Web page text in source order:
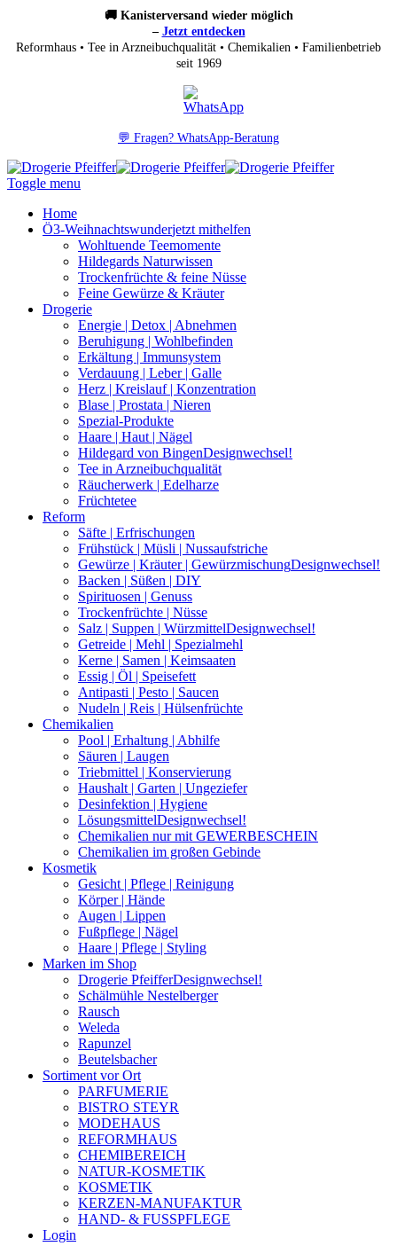
🚚 Kanisterversand wieder möglich
– Jetzt entdecken
Reformhaus • Tee in Arzneibuchqualität • Chemikalien • Familienbetrieb
seit 1969
💬 Fragen? WhatsApp-Beratung
Toggle menu
Home
Ö3-Weihnachtswunderjetzt mithelfen
Wohltuende Teemomente
Hildegards Naturwissen
Trockenfrüchte & feine Nüsse
Feine Gewürze & Kräuter
Drogerie
Energie | Detox | Abnehmen
Beruhigung | Wohlbefinden
Erkältung | Immunsystem
Verdauung | Leber | Galle
Herz | Kreislauf | Konzentration
Blase | Prostata | Nieren
Spezial-Produkte
Haare | Haut | Nägel
Hildegard von BingenDesignwechsel!
Tee in Arzneibuchqualität
Räucherwerk | Edelharze
Früchtetee
Reform
Säfte | Erfrischungen
Frühstück | Müsli | Nussaufstriche
Gewürze | Kräuter | GewürzmischungDesignwechsel!
Backen | Süßen | DIY
Spirituosen | Genuss
Trockenfrüchte | Nüsse
Salz | Suppen | WürzmittelDesignwechsel!
Getreide | Mehl | Spezialmehl
Kerne | Samen | Keimsaaten
Essig | Öl | Speisefett
Antipasti | Pesto | Saucen
Nudeln | Reis | Hülsenfrüchte
Chemikalien
Pool | Erhaltung | Abhilfe
Säuren | Laugen
Triebmittel | Konservierung
Haushalt | Garten | Ungeziefer
Desinfektion | Hygiene
LösungsmittelDesignwechsel!
Chemikalien nur mit GEWERBESCHEIN
Chemikalien im großen Gebinde
Kosmetik
Gesicht | Pflege | Reinigung
Körper | Hände
Augen | Lippen
Fußpflege | Nägel
Haare | Pflege | Styling
Marken im Shop
Drogerie PfeifferDesignwechsel!
Schälmühle Nestelberger
Rausch
Weleda
Rapunzel
Beutelsbacher
Sortiment vor Ort
PARFUMERIE
BISTRO STEYR
MODEHAUS
REFORMHAUS
CHEMIBEREICH
NATUR-KOSMETIK
KOSMETIK
KERZEN-MANUFAKTUR
HAND- & FUSSPFLEGE
Login